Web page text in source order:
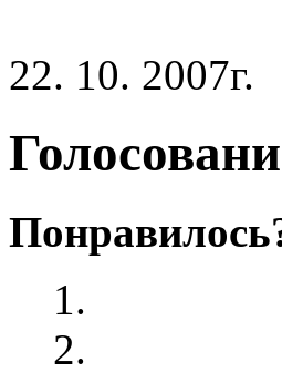
22. 10. 2007г.